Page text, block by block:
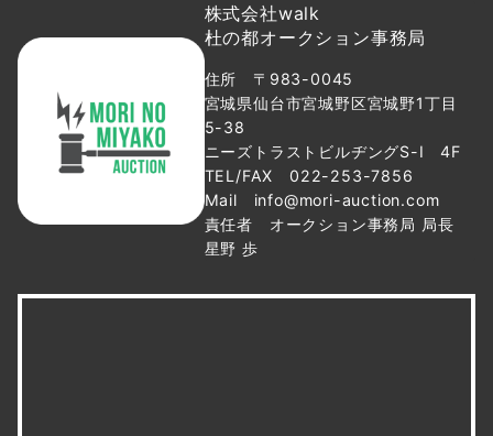
株式会社walk
杜の都オークション事務局
住所 〒983-0045
宮城県仙台市宮城野区宮城野1丁目
5-38
ニーズトラストビルヂングS-Ⅰ 4F
TEL/FAX 022-253-7856
Mail info@mori-auction.com
責任者 オークション事務局 局長
星野 歩